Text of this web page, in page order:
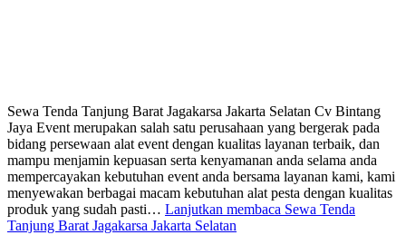
Sewa Tenda Tanjung Barat Jagakarsa Jakarta Selatan Cv Bintang
Jaya Event merupakan salah satu perusahaan yang bergerak pada
bidang persewaan alat event dengan kualitas layanan terbaik, dan
mampu menjamin kepuasan serta kenyamanan anda selama anda
mempercayakan kebutuhan event anda bersama layanan kami, kami
menyewakan berbagai macam kebutuhan alat pesta dengan kualitas
produk yang sudah pasti… Lanjutkan membaca Sewa Tenda
Tanjung Barat Jagakarsa Jakarta Selatan